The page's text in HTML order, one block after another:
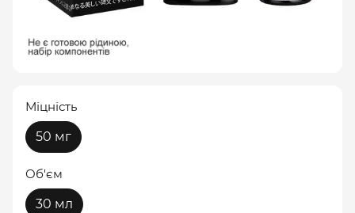
Міцність
50 мг
Об'єм
30 мл